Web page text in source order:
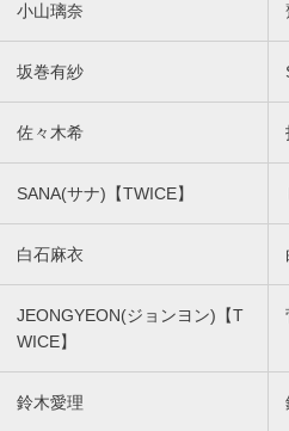
小山璃奈
坂巻有紗
佐々木希
SANA(サナ)【TWICE】
白石麻衣
JEONGYEON(ジョンヨン)【T
WICE】
鈴木愛理